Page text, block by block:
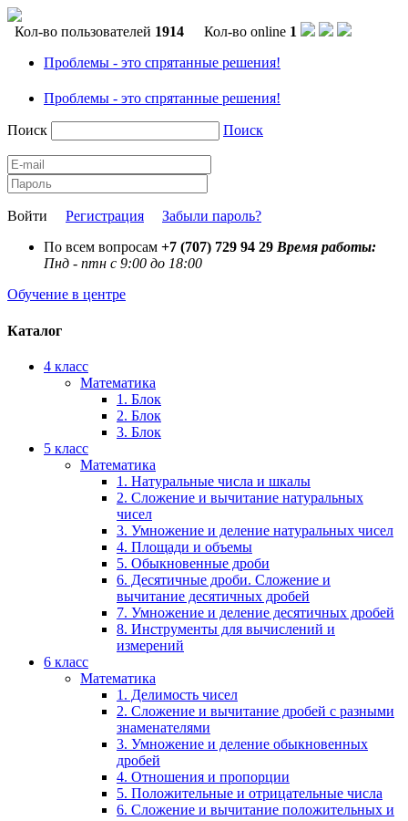
Кол-во пользователей 1914 Кол-во online 1
Проблемы - это спрятанные решения!
Проблемы - это спрятанные решения!
Поиск Поиск
Войти Регистрация
Забыли пароль?
По всем вопросам +7 (707) 729 94 29 Время работы:
Пнд - птн с 9:00 до 18:00
Обучение в центре
Каталог
4 класс
Математика
1. Блок
2. Блок
3. Блок
5 класс
Математика
1. Натуральные числа и шкалы
2. Сложение и вычитание натуральных
чисел
3. Умножение и деление натуральных чисел
4. Площади и объемы
5. Обыкновенные дроби
6. Десятичные дроби. Сложение и
вычитание десятичных дробей
7. Умножение и деление десятичных дробей
8. Инструменты для вычислений и
измерений
6 класс
Математика
1. Делимость чисел
2. Сложение и вычитание дробей с разными
знаменателями
3. Умножение и деление обыкновенных
дробей
4. Отношения и пропорции
5. Положительные и отрицательные числа
6. Сложение и вычитание положительных и